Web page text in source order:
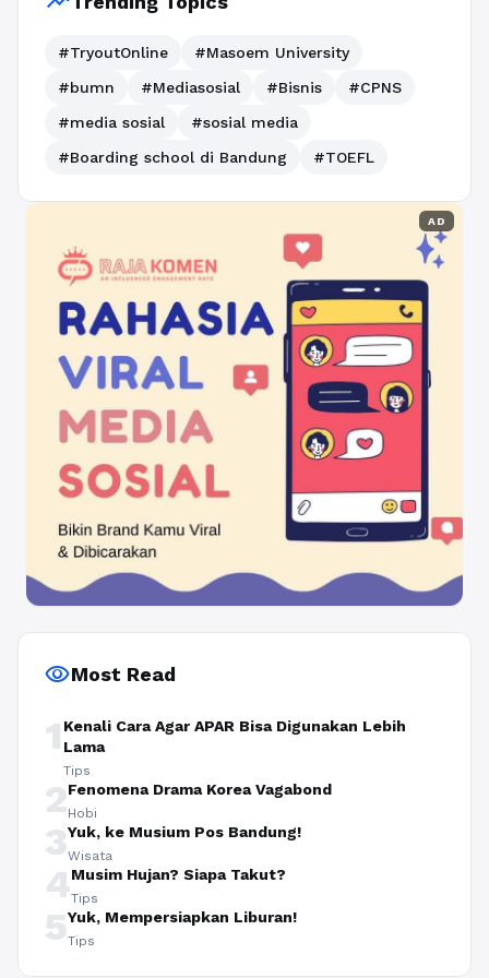
#TryoutOnline
#Masoem University
#bumn
#Mediasosial #Bisnis
#CPNS
#media sosial
#sosial media
#Boarding school di Bandung
#TOEFL
AD
visibilityMost Read
1 Kenali Cara Agar APAR Bisa Digunakan Lebih
Lama
Tips
2Fenomena Drama Korea Vagabond
Hobi
3Yuk, ke Musium Pos Bandung!
Wisata
4Musim Hujan? Siapa Takut?
Tips
5Yuk, Mempersiapkan Liburan!
Tips